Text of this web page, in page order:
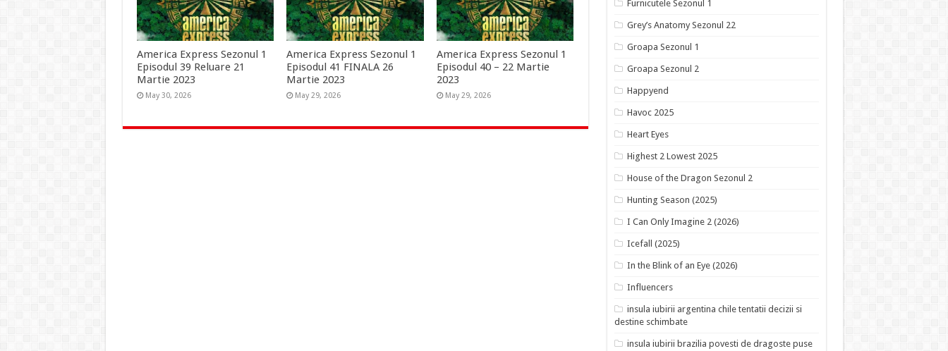
America Express Sezonul 1
Episodul 39 Reluare 21
Martie 2023
May 30, 2026
America Express Sezonul 1
Episodul 41 FINALA 26
Martie 2023
May 29, 2026
America Express Sezonul 1
Episodul 40 – 22 Martie
2023
May 29, 2026
Furnicutele Sezonul 1
Grey’s Anatomy Sezonul 22
Groapa Sezonul 1
Groapa Sezonul 2
Happyend
Havoc 2025
Heart Eyes
Highest 2 Lowest 2025
House of the Dragon Sezonul 2
Hunting Season (2025)
I Can Only Imagine 2 (2026)
Icefall (2025)
In the Blink of an Eye (2026)
Influencers
insula iubirii argentina chile tentatii decizii si
destine schimbate
insula iubirii brazilia povesti de dragoste puse